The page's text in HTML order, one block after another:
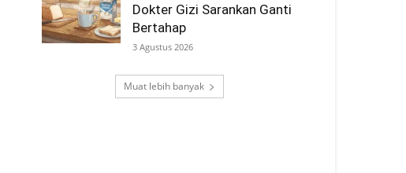
Dokter Gizi Sarankan Ganti
Bertahap
3 Agustus 2026
Muat lebih banyak